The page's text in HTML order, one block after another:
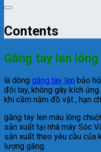
Contents
Găng tay len
là dòng găng tay len bảo
đôi tay, không gây kích
khi cầm nắm đồ vật , hạn
găng tay len màu lông
sản xuất tại nhà máy Sóc
sản xuất theo yêu cầu của
lượng găng.